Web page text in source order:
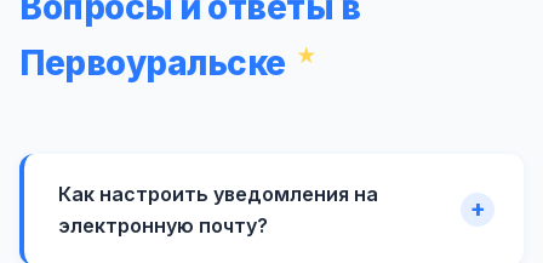
Первоуральске
Как настроить уведомления на
электронную почту?